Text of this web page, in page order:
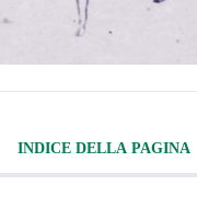
INDICE DELLA PAGINA